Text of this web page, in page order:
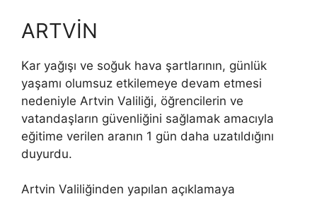
ARTVİN
Kar yağışı ve soğuk hava şartlarının, günlük
yaşamı olumsuz etkilemeye devam etmesi
nedeniyle Artvin Valiliği, öğrencilerin ve
vatandaşların güvenliğini sağlamak amacıyla
eğitime verilen aranın 1 gün daha uzatıldığını
duyurdu.
Artvin Valiliğinden yapılan açıklamaya